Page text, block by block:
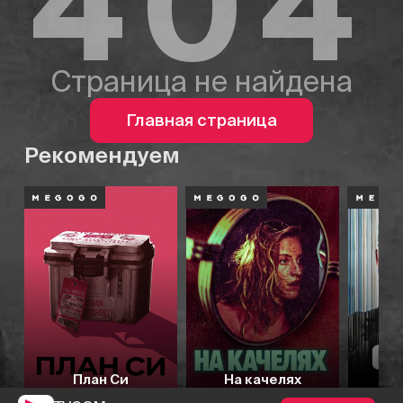
Страница не найдена
Главная страница
Рекомендуем
План Си На качелях